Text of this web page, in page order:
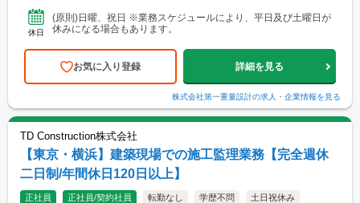
休日
(原則)日曜、祝日 ※業務スケジュールにより、平日及び土曜日が
休みになる場合もあります。
お気に入り登録 詳細を見る
株式会社第一重量設計の求人・企業情報を見る
TD Construction株式会社
【東京・横浜】建築現場での施工監理業務【完全週休
二日制/年間休日120日以上】
正社員 正社員/契約社員 転勤なし 学歴不問 土日祝休み